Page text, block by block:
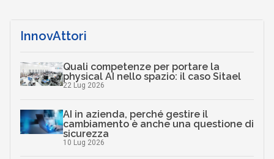
InnovAttori
Quali competenze per portare la
physical AI nello spazio: il caso Sitael
22 Lug 2026
AI in azienda, perché gestire il
cambiamento è anche una questione di
sicurezza
10 Lug 2026